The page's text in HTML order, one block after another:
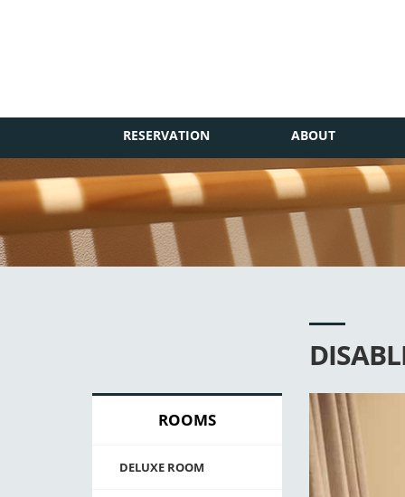
RESERVATION ABOUT
ROOMS
DELUXE ROOM